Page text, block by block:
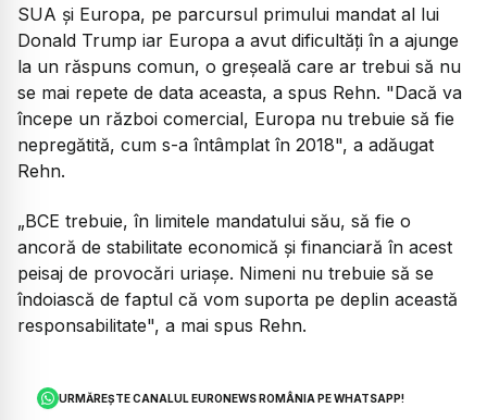
SUA şi Europa, pe parcursul primului mandat al lui
Donald Trump iar Europa a avut dificultăţi în a ajunge
la un răspuns comun, o greşeală care ar trebui să nu
se mai repete de data aceasta, a spus Rehn. "Dacă va
începe un război comercial, Europa nu trebuie să fie
nepregătită, cum s-a întâmplat în 2018", a adăugat
Rehn.
„BCE trebuie, în limitele mandatului său, să fie o
ancoră de stabilitate economică şi financiară în acest
peisaj de provocări uriaşe. Nimeni nu trebuie să se
îndoiască de faptul că vom suporta pe deplin această
responsabilitate", a mai spus Rehn.
URMĂREȘTE CANALUL EURONEWS ROMÂNIA PE WHATSAPP!